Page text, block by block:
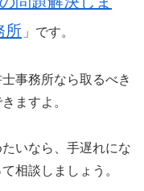
所 」です。
事務所なら取るべき
ますよ。
いなら、手遅れにな
相談しましょう。